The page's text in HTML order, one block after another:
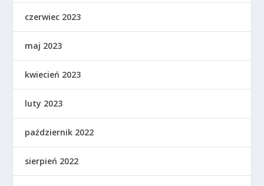
czerwiec 2023
maj 2023
kwiecień 2023
luty 2023
październik 2022
sierpień 2022